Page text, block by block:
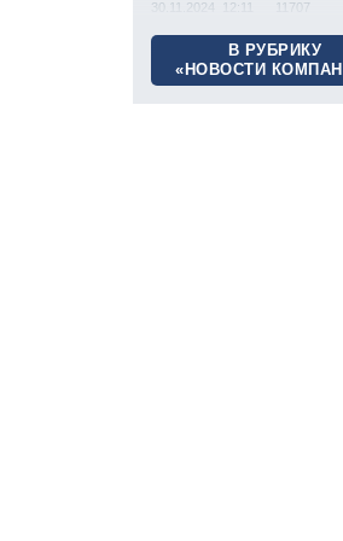
30.11.2024 12:11 11707
В РУБРИКУ
«НОВОСТИ